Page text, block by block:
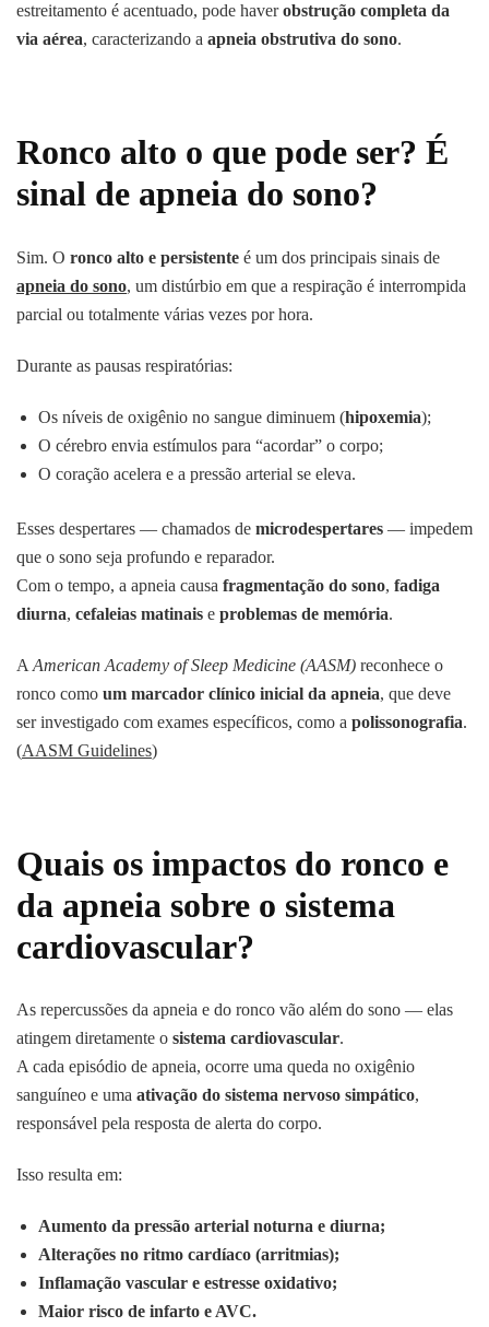
estreitamento é acentuado, pode haverobstrução completa da
via aérea, caracterizando a apneia obstrutiva do sono.
Ronco alto o que pode ser? É
sinal de apneia do sono?
Sim. O ronco alto e persistente é um dos principais sinais de
apneia do sono, um distúrbio em que a respiração é interrompida
parcial ou totalmente várias vezes por hora.
Durante as pausas respiratórias:
Os níveis de oxigênio no sangue diminuem (hipoxemia);
O cérebro envia estímulos para “acordar” o corpo;
O coração acelera e a pressão arterial se eleva.
Esses despertares — chamados de microdespertares — impedem
que o sono seja profundo e reparador.
Com o tempo, a apneia causa fragmentação do sono, fadiga
diurna, cefaleias matinais e problemas de memória.
A American Academy of Sleep Medicine (AASM) reconhece o
ronco como um marcador clínico inicial da apneia, que deve
ser investigado com exames específicos, como a polissonografia.
(AASM Guidelines)
Quais os impactos do ronco e
da apneia sobre o sistema
cardiovascular?
As repercussões da apneia e do ronco vão além do sono — elas
atingem diretamente o sistema cardiovascular.
A cada episódio de apneia, ocorre uma queda no oxigênio
sanguíneo e uma ativação do sistema nervoso simpático,
responsável pela resposta de alerta do corpo.
Isso resulta em:
Aumento da pressão arterial noturna e diurna;
Alterações no ritmo cardíaco (arritmias);
Inflamação vascular e estresse oxidativo;
Maior risco de infarto e AVC.